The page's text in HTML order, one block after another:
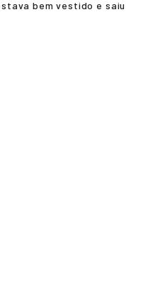
bem vestido e saiu